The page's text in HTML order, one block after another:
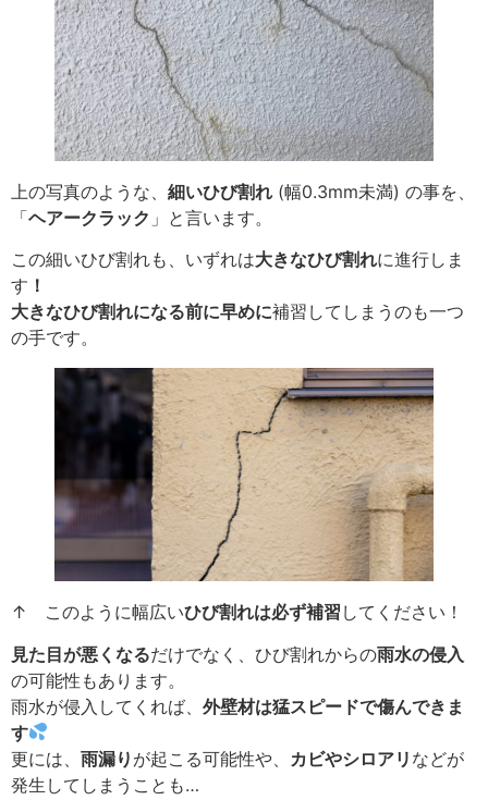
上の写真のような、 細いひび割れ (幅0.3mm未満) の事を、
「ヘアークラック 」と言います。
この細いひび割れも、いずれは大きなひび割れに進行しま
す ！
大きなひび割れになる前に早めに補習してしまうのも一つ
の手です。
↑ このように幅広いひび割れは必ず補習 してください！
見た目が悪くなるだけでなく、ひび割れからの雨水の侵入
の可能性もあります。
雨水が侵入してくれば、 外壁材は猛スピードで傷んできま
す
更には、 雨漏り が起こる可能性や、 カビやシロアリ などが
発生してしまうことも…